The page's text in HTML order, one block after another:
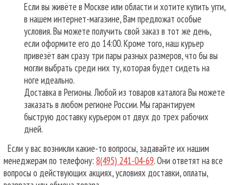
Если вы живёте в Москве или области и хотите купить угги,
в нашем интернет-магазине, Вам предложат особые
условия. Вы можете получить свой заказ в тот же день,
если оформите его до 14:00. Кроме того, наш курьер
привезёт вам сразу три пары разных размеров, что бы вы
могли выбрать среди них ту, которая будет сидеть на
ноге идеально.
Доставка в Регионы. Любой из товаров каталога Вы можете
заказать в любом регионе России. Мы гарантируем
быструю доставку курьером от двух до трех рабочих
дней.
Если у вас возникли какие-то вопросы, задавайте их нашим
менеджерам по телефону: 8(495) 241-04-69. Они ответят на все
вопросы о действующих акциях, условиях доставки, оплаты,